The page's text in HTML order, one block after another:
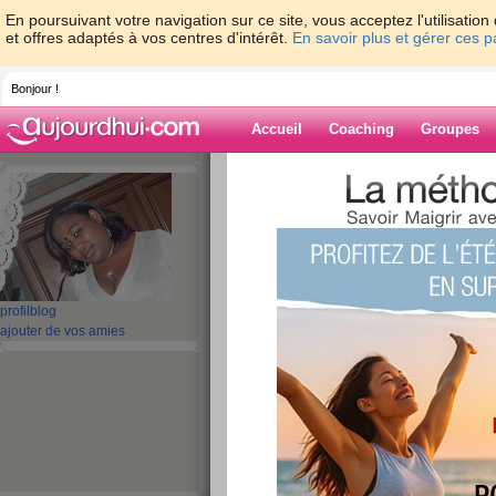
En poursuivant votre navigation sur ce site, vous acceptez
et offres adaptés à vos centres d'intérêt. En savoir plus et gérer ces
Bonjour !
Accueil Coaching Groupes
profil blog
ajouter de vos amies
> > J-4 :
Blog de
J-4 : Positive
Comment ça va tout le monde?Moi,je vais
le planning de ouff que j'ai en ce
coéquipières de ne pas avoir pu passée